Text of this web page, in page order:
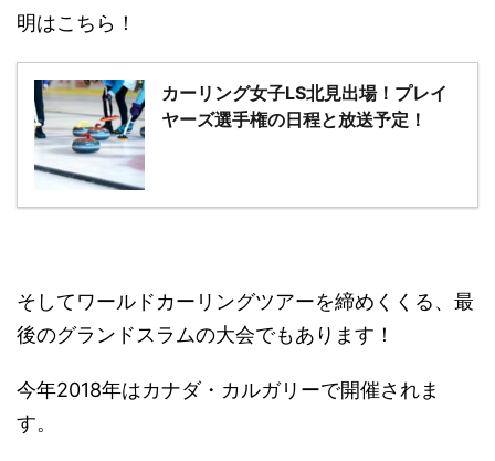
明はこちら！
カーリング女子LS北見出場！プレイ
ヤーズ選手権の日程と放送予定！
そしてワールドカーリングツアーを締めくくる、最
後のグランドスラムの大会でもあります！
今年2018年はカナダ・カルガリーで開催されま
す。